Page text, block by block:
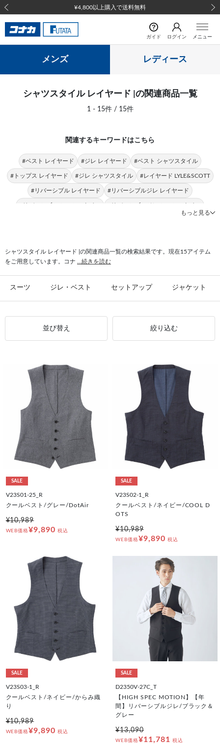
¥4,800以上購入で送料無料
前の画像
ガイド ログイン メニュー
メンズ レディース
シャツスタイル レイヤード |の関連商品一覧
1 - 15件 / 15件
関連するキーワードはこちら
#ベスト レイヤード #ジレ レイヤード #ベスト シャツスタイル
#トップス レイヤード #ジレ シャツスタイル #レイヤード LYLE&SCOTT
#リバーシブル レイヤード #リバーシブルジレ レイヤード
#リバーシブル シャツスタイル #リバーシブルジレ シャツスタイル
#シャツスタイル フォーマル #シャツスタイル オールシーズン
#クール シャツスタイル #クールベスト シャツスタイル
もっと見る
シャツスタイル レイヤード |の関連商品一覧の検索結果です。現在15アイテム
をご用意しています。コナ
...続きを読む
スーツ ジレ・ベスト セットアップ ジャケット
並び替え 絞り込む
SALE
V23S01-25_R
クールベスト/グレー/DotAir
¥10,989
WEB価格¥9,890 税込
SALE
V23S02-1_R
クールベスト/ネイビー/COOL D
OTS
¥10,989
WEB価格¥9,890 税込
SALE
V23S03-1_R
クールベスト/ネイビー/からみ織
り
¥10,989
WEB価格¥9,890 税込
SALE
D2350V-27C_T
【HIGH SPEC MOTION】【年
間】リバーシブルジレ/ブラック＆
グレー
¥13,090
WEB価格¥11,781 税込